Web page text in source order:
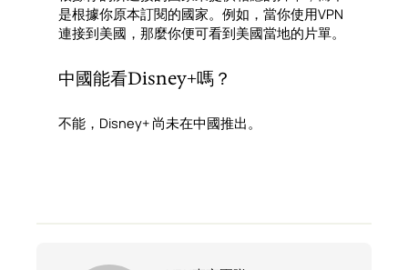
是根據你原本訂閱的國家。例如，當你使用VPN
連接到美國，那麼你便可看到美國當地的片單。
中國能看Disney+嗎？
不能，Disney+ 尚未在中國推出。